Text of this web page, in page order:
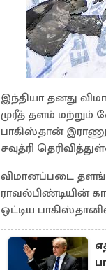
இந்தியா தனது
முரீத் தளம்
பாகிஸ்தான்
சவுத்ரி
விமானப்படை
ராவல்பிண்டியின்
ஒட்டிய